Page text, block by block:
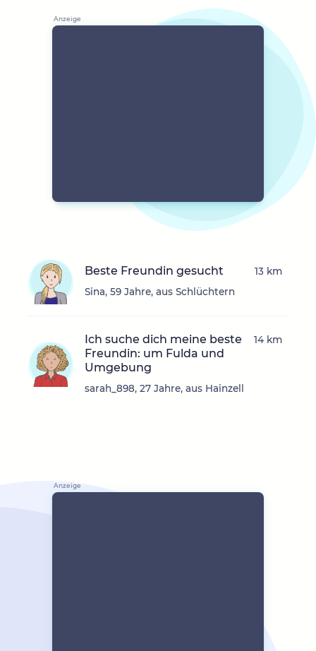
Beste Freundin gesucht
Sina, 59 Jahre, aus Schlüchtern
13 km
Ich suche dich meine beste
Freundin: um Fulda und
Umgebung
sarah_898, 27 Jahre, aus Hainzell
14 km